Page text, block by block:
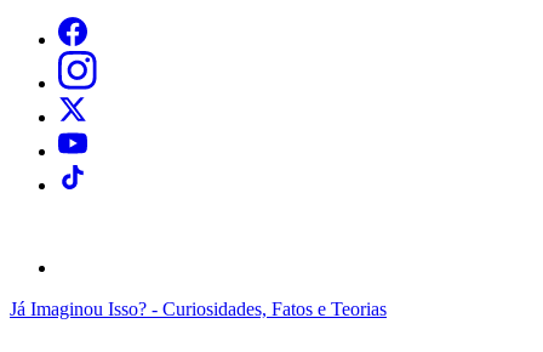
Já Imaginou Isso? - Curiosidades, Fatos e Teorias